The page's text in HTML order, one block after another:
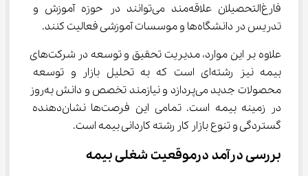
فارغ‌التحصیلان علاقه‌مند می‌توانند در حوزه آموزش و
تدریس در دانشگاه‌ها و موسسات آموزشی فعالیت کنند.
علاوه بر این موارد، مدیریت تحقیق و توسعه در شرکت‌های
بیمه نیز رشته‌ای است که به تحلیل بازار و توسعه
محصولات جدید می‌پردازد و نیازمند تخصص و دانش به‌روز
در زمینه بیمه است. تمامی این فرصت‌ها نشان‌دهنده
گستردگی و تنوع بازار کار رشته کاردانی بیمه است.
بررسی درآمد درموقعیت شغلی بیمه